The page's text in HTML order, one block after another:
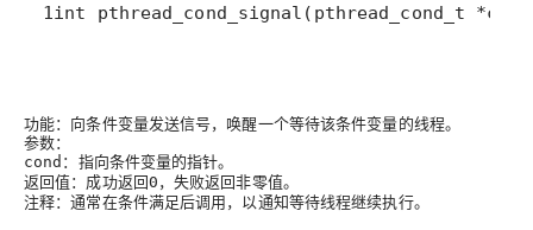
1int pthread_cond_signal(pthread_cond_t
功能：向条件变量发送信号，唤醒一个等待该条件变量的线程。
参数：
cond ：指向条件变量的指针。
返回值：成功返回0 ，失败返回非零值。
注释：通常在条件满足后调用，以通知等待线程继续执行。